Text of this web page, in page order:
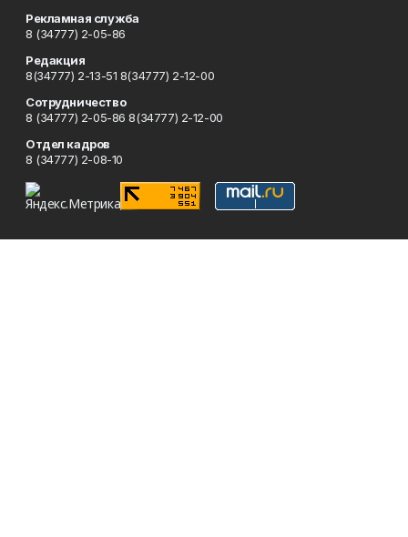
Рекламная служба
8 (34777) 2-05-86
Редакция
8(34777) 2-13-51 8(34777) 2-12-00
Сотрудничество
8 (34777) 2-05-86 8(34777) 2-12-00
Отдел кадров
8 (34777) 2-08-10